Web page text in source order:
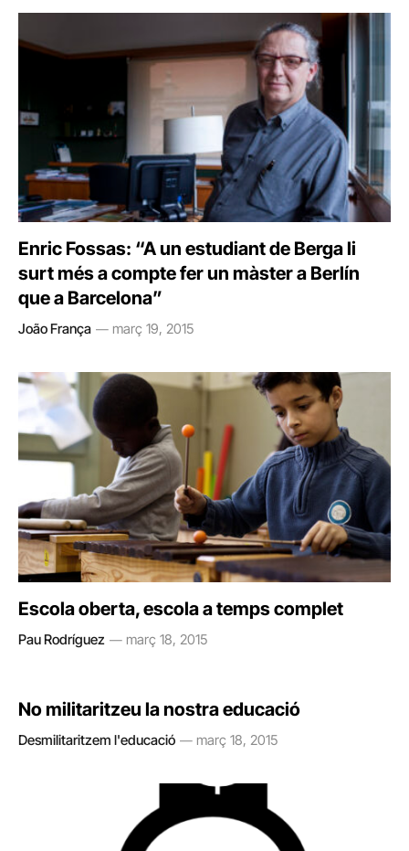
Enric Fossas: “A un estudiant de Berga li
surt més a compte fer un màster a Berlín
que a Barcelona”
João França març 19, 2015
Escola oberta, escola a temps complet
Pau Rodríguez març 18, 2015
No militaritzeu la nostra educació
Desmilitaritzem l'educació març 18, 2015